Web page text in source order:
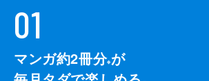
01
マンガ約2冊分※が